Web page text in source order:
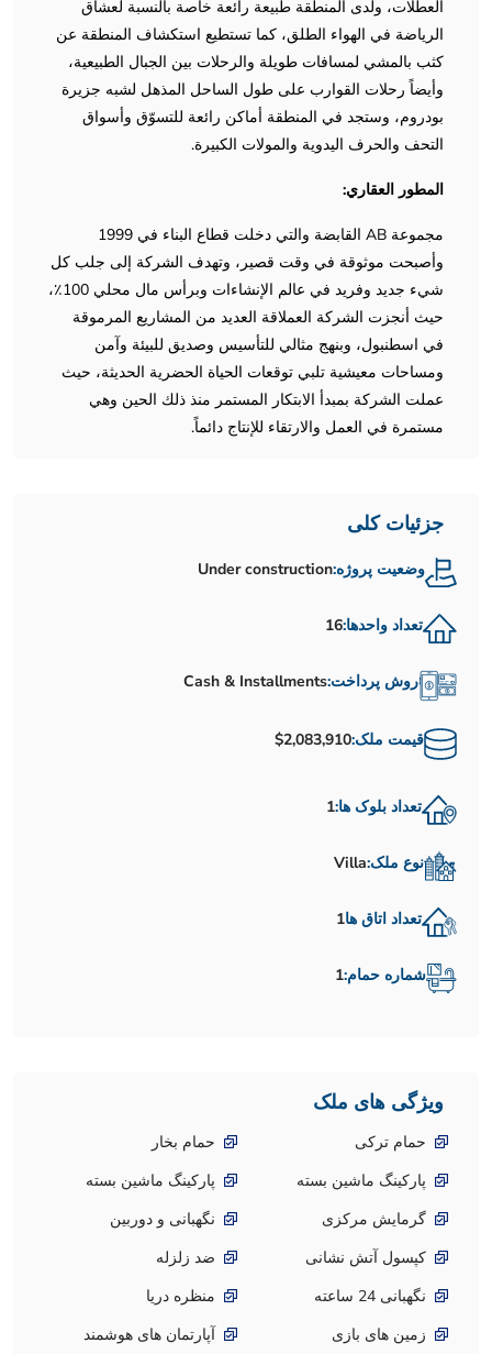
العطلات، ولدى المنطقة طبيعة رائعة خاصة بالنسبة لعشاق
الرياضة في الهواء الطلق، كما تستطيع استكشاف المنطقة عن
كثب بالمشي لمسافات طويلة والرحلات بين الجبال الطبيعية،
وأيضاً رحلات القوارب على طول الساحل المذهل لشبه جزيرة
بودروم، وستجد في المنطقة أماكن رائعة للتسوّق وأسواق
التحف والحرف اليدوية والمولات الكبيرة.
المطور العقاري:
مجموعة AB القابضة والتي دخلت قطاع البناء في 1999
وأصبحت موثوقة في وقت قصير، وتهدف الشركة إلى جلب كل
شيء جديد وفريد في عالم الإنشاءات وبرأس مال محلي 100٪،
حيث أنجزت الشركة العملاقة العديد من المشاريع المرموقة
في اسطنبول، وبنهج مثالي للتأسيس وصديق للبيئة وآمن
ومساحات معيشية تلبي توقعات الحياة الحضرية الحديثة، حيث
عملت الشركة بمبدأ الابتكار المستمر منذ ذلك الحين وهي
مستمرة في العمل والارتقاء للإنتاج دائماً.
جزئیات کلی
وضعیت پروژه:Under construction
تعداد واحدها:16
روش پرداخت:Cash & Installments
قیمت ملک:$2,083,910
تعداد بلوک ها:1
نوع ملک:Villa
تعداد اتاق ها1
شماره حمام:1
ویژگی های ملک
حمام ترکی
حمام بخار
پارکینگ ماشین بسته
پارکینگ ماشین بسته
گرمایش مرکزی
نگهبانی و دوربین
کپسول آتش نشانی
ضد زلزله
نگهبانی 24 ساعته
منظره دریا
زمین های بازی
آپارتمان های هوشمند